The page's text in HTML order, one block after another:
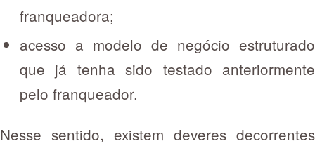
franqueadora;
acesso a modelo de negócio estruturado
que já tenha sido testado anteriormente
pelo franqueador.
Nesse sentido, existem deveres decorrentes